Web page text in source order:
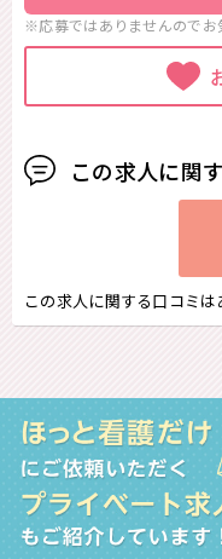
※応募ではありませんのでお
この求人に関
この求人に関する口コミは